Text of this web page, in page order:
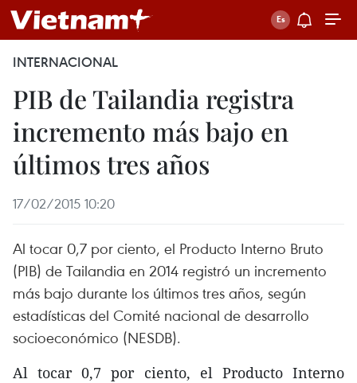
INTERNACIONAL
PIB de Tailandia registra
incremento más bajo en
últimos tres años
17/02/2015 10:20
Al tocar 0,7 por ciento, el Producto Interno Bruto
(PIB) de Tailandia en 2014 registró un incremento
más bajo durante los últimos tres años, según
estadísticas del Comité nacional de desarrollo
socioeconómico (NESDB).
Al tocar 0,7 por ciento, el Producto Interno